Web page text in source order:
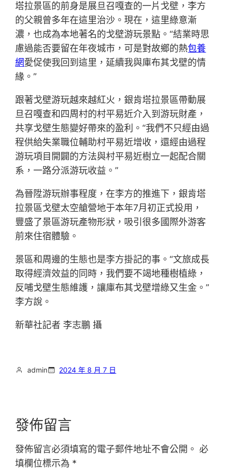
塔拉景區的前身是展旦召嘎查的一片戈壁，李方
的父親曾多年在這里治沙。現在，這里綠意漸
濃，也成為本地著名的戈壁游玩景點。“結業時思
慮過能否要留在年夜城市，可是對故鄉的熱包養
網愛促使我回到這里，延續我與庫布其戈壁的情
緣。”
跟著戈壁游玩越來越紅火，銀肯塔拉景區帶動展
旦召嘎查和四周村的村平易近介入到游玩財產，
共享戈壁生態變好帶來的盈利。“我們不只經由過
程供給失業職位輔助村平易近增收，還經由過程
游玩項目開闢的方法與村平易近樹立一起配合關
系，一路分派游玩收益。”
為晉陞游玩辦事程度，在李方的推進下，銀肯塔
拉景區戈壁太空艙營地于本年7月初正式投用，
豐盛了景區游玩產物形狀，吸引很多國際外游客
前來住宿體驗。
景區和周邊的生態也是李方掛記的事。“文旅成長
取得經濟效益的同時，我們要不竭地種樹植綠，
反哺戈壁生態維護，讓庫布其戈壁增綠又生金。”
李方說。
新華社記者 李志鵬 攝
admin 2024 年 8 月 7 日
發佈留言
發佈留言必須填寫的電子郵件地址不會公開。 必
填欄位標示為 *